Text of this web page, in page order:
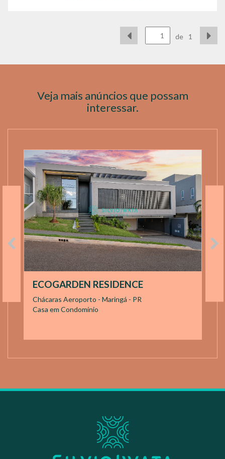
de 1
Veja mais anúncios que possam
interessar.
ECOGARDEN RESIDENCE
Chácaras Aeroporto - Maringá - PR
Casa em Condomínio